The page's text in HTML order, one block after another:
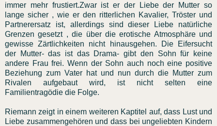
immer mehr frustiert.Zwar ist er der Liebe der Mutter so
lange sicher , wie er den ritterlichen Kavalier, Tröster und
Partnerersatz ist, allerdings sind dieser Liebe natürliche
Grenzen gesetzt , die über die erotische Atmosphäre und
gewisse Zärtlichkeiten nicht hinausgehen. Die Eifersucht
der Mutter- das ist das Drama- gibt den Sohn für keine
andere Frau frei. Wenn der Sohn auch noch eine positive
Beziehung zum Vater hat und nun durch die Mutter zum
Rivalen aufgebaut wird, ist nicht selten eine
Familientragödie die Folge.
Riemann zeigt in einem weiteren Kaptitel auf, dass Lust und
Liebe zusammengehören und dass bei ungeliebten Kindern